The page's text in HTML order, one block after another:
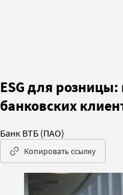
ESG для
банковских
Банк ВТБ (ПАО)
Копировать ссылку